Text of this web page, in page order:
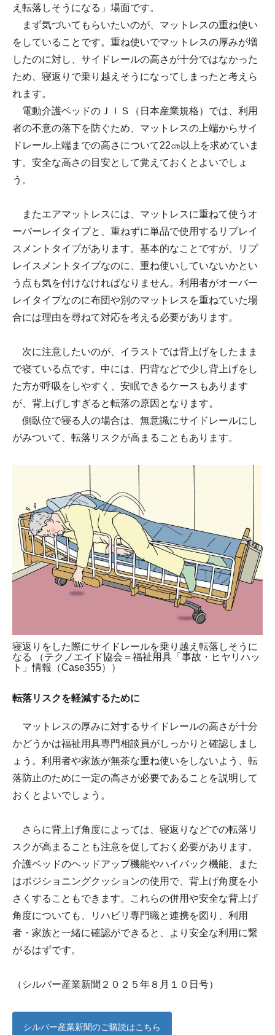
え転落しそうになる」場面です。
まず気づいてもらいたいのが、マットレスの重ね使い
をしていることです。重ね使いでマットレスの厚みが増
したのに対し、サイドレールの高さが十分ではなかった
ため、寝返りで乗り越えそうになってしまったと考えら
れます。
電動介護ベッドのＪＩＳ（日本産業規格）では、利用
者の不意の落下を防ぐため、マットレスの上端からサイ
ドレール上端までの高さについて22㎝以上を求めていま
す。安全な高さの目安として覚えておくとよいでしょ
う。
またエアマットレスには、マットレスに重ねて使うオ
ーバーレイタイプと、重ねずに単品で使用するリプレイ
スメントタイプがあります。基本的なことですが、リプ
レイスメントタイプなのに、重ね使いしていないかとい
う点も気を付けなければなりません。利用者がオーバー
レイタイプなのに布団や別のマットレスを重ねていた場
合には理由を尋ねて対応を考える必要があります。
次に注意したいのが、イラストでは背上げをしたまま
で寝ている点です。中には、円背などで少し背上げをし
た方が呼吸をしやすく、安眠できるケースもあります
が、背上げしすぎると転落の原因となります。
側臥位で寝る人の場合は、無意識にサイドレールにし
がみついて、転落リスクが高まることもあります。
寝返りをした際にサイドレールを乗り越え転落しそうに
なる （テクノエイド協会＝福祉用具「事故・ヒヤリハッ
ト」情報（Case355））
転落リスクを軽減するために
マットレスの厚みに対するサイドレールの高さが十分
かどうかは福祉用具専門相談員がしっかりと確認しまし
ょう。利用者や家族が無茶な重ね使いをしないよう、転
落防止のために一定の高さが必要であることを説明して
おくとよいでしょう。
さらに背上げ角度によっては、寝返りなどでの転落リ
スクが高まることも注意を促しておく必要があります。
介護ベッドのヘッドアップ機能やハイバック機能、また
はポジショニングクッションの使用で、背上げ角度を小
さくすることもできます。これらの併用や安全な背上げ
角度についても、リハビリ専門職と連携を図り、利用
者・家族と一緒に確認ができると、より安全な利用に繋
がるはずです。
（シルバー産業新聞２０２５年８月１０日号）
シルバー産業新聞のご購読はこちら